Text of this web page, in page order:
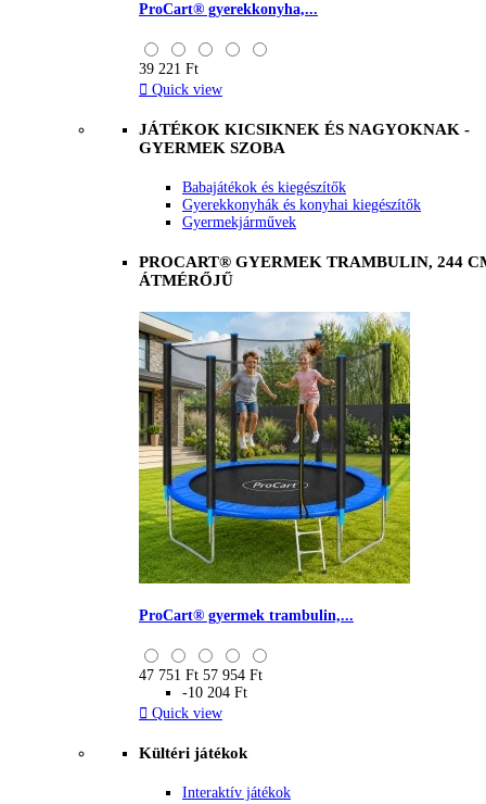
ProCart® gyerekkonyha,...
39 221 Ft
 Quick view
JÁTÉKOK KICSIKNEK ÉS NAGYOKNAK -
GYERMEK SZOBA
Babajátékok és kiegészítők
Gyerekkonyhák és konyhai kiegészítők
Gyermekjárművek
PROCART® GYERMEK TRAMBULIN, 244
ÁTMÉRŐJŰ
ProCart® gyermek trambulin,...
47 751 Ft 57 954 Ft
-10 204 Ft
 Quick view
Kültéri játékok
Interaktív játékok